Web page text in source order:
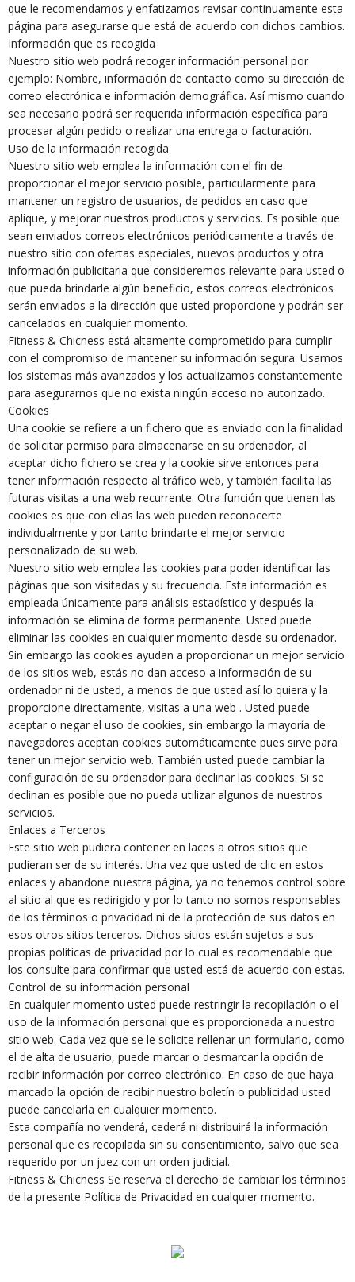
que le recomendamos y enfatizamos revisar continuamente esta
página para asegurarse que está de acuerdo con dichos cambios.
Información que es recogida
Nuestro sitio web podrá recoger información personal por
ejemplo: Nombre, información de contacto como su dirección de
correo electrónica e información demográfica. Así mismo cuando
sea necesario podrá ser requerida información específica para
procesar algún pedido o realizar una entrega o facturación.
Uso de la información recogida
Nuestro sitio web emplea la información con el fin de
proporcionar el mejor servicio posible, particularmente para
mantener un registro de usuarios, de pedidos en caso que
aplique, y mejorar nuestros productos y servicios. Es posible que
sean enviados correos electrónicos periódicamente a través de
nuestro sitio con ofertas especiales, nuevos productos y otra
información publicitaria que consideremos relevante para usted o
que pueda brindarle algún beneficio, estos correos electrónicos
serán enviados a la dirección que usted proporcione y podrán ser
cancelados en cualquier momento.
Fitness & Chicness está altamente comprometido para cumplir
con el compromiso de mantener su información segura. Usamos
los sistemas más avanzados y los actualizamos constantemente
para asegurarnos que no exista ningún acceso no autorizado.
Cookies
Una cookie se refiere a un fichero que es enviado con la finalidad
de solicitar permiso para almacenarse en su ordenador, al
aceptar dicho fichero se crea y la cookie sirve entonces para
tener información respecto al tráfico web, y también facilita las
futuras visitas a una web recurrente. Otra función que tienen las
cookies es que con ellas las web pueden reconocerte
individualmente y por tanto brindarte el mejor servicio
personalizado de su web.
Nuestro sitio web emplea las cookies para poder identificar las
páginas que son visitadas y su frecuencia. Esta información es
empleada únicamente para análisis estadístico y después la
información se elimina de forma permanente. Usted puede
eliminar las cookies en cualquier momento desde su ordenador.
Sin embargo las cookies ayudan a proporcionar un mejor servicio
de los sitios web, estás no dan acceso a información de su
ordenador ni de usted, a menos de que usted así lo quiera y la
proporcione directamente, visitas a una web . Usted puede
aceptar o negar el uso de cookies, sin embargo la mayoría de
navegadores aceptan cookies automáticamente pues sirve para
tener un mejor servicio web. También usted puede cambiar la
configuración de su ordenador para declinar las cookies. Si se
declinan es posible que no pueda utilizar algunos de nuestros
servicios.
Enlaces a Terceros
Este sitio web pudiera contener en laces a otros sitios que
pudieran ser de su interés. Una vez que usted de clic en estos
enlaces y abandone nuestra página, ya no tenemos control sobre
al sitio al que es redirigido y por lo tanto no somos responsables
de los términos o privacidad ni de la protección de sus datos en
esos otros sitios terceros. Dichos sitios están sujetos a sus
propias políticas de privacidad por lo cual es recomendable que
los consulte para confirmar que usted está de acuerdo con estas.
Control de su información personal
En cualquier momento usted puede restringir la recopilación o el
uso de la información personal que es proporcionada a nuestro
sitio web. Cada vez que se le solicite rellenar un formulario, como
el de alta de usuario, puede marcar o desmarcar la opción de
recibir información por correo electrónico. En caso de que haya
marcado la opción de recibir nuestro boletín o publicidad usted
puede cancelarla en cualquier momento.
Esta compañía no venderá, cederá ni distribuirá la información
personal que es recopilada sin su consentimiento, salvo que sea
requerido por un juez con un orden judicial.
Fitness & Chicness Se reserva el derecho de cambiar los términos
de la presente Política de Privacidad en cualquier momento.